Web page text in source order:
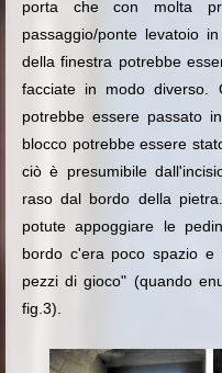
porta che con molta
passaggio/ponte levatoio
della finestra potrebbe
facciate in modo diverso.
potrebbe essere passato
blocco potrebbe essere
ciò è presumibile
raso dal bordo della
potute appoggiare le
bordo c'era poco spazio
pezzi di gioco" (quando
fig.3).